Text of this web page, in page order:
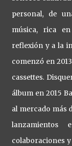
personal, de
música, rica
reflexión y a la
comenzó en
cassettes.
álbum en 2015
al mercado más
colaboraciones